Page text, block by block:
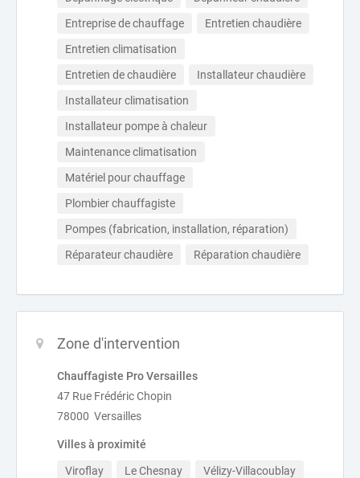
Entreprise de chauffage
Entretien chaudière
Entretien climatisation
Entretien de chaudière
Installateur chaudière
Installateur climatisation
Installateur pompe à chaleur
Maintenance climatisation
Matériel pour chauffage
Plombier chauffagiste
Pompes (fabrication, installation, réparation)
Réparateur chaudière
Réparation chaudière
Zone d'intervention
Chauffagiste Pro Versailles
47 Rue Frédéric Chopin
78000 Versailles
Villes à proximité
Viroflay Le Chesnay Vélizy-Villacoublay